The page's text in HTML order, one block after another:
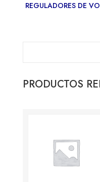
REGULADORES DE
PRODUCTOS